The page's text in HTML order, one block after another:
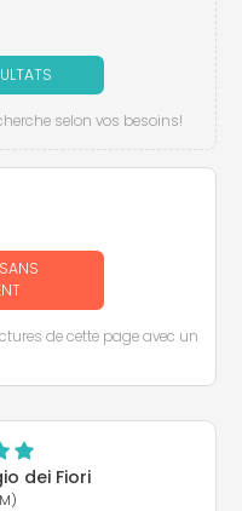
selon vos besoins!
de cette page avec un
dei Fiori